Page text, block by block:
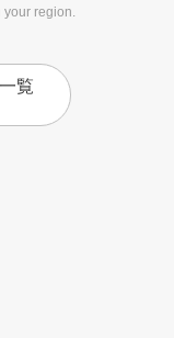
your region.
覧